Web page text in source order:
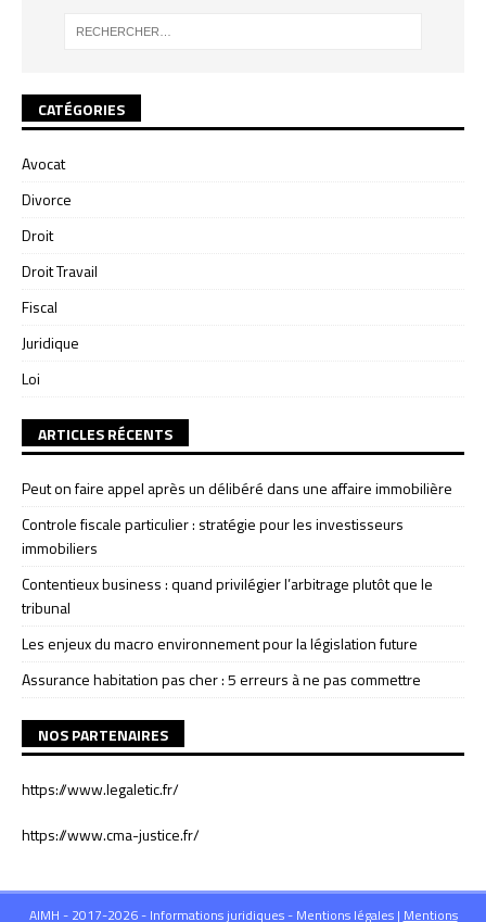
CATÉGORIES
Avocat
Divorce
Droit
Droit Travail
Fiscal
Juridique
Loi
ARTICLES RÉCENTS
Peut on faire appel après un délibéré dans une affaire immobilière
Controle fiscale particulier : stratégie pour les investisseurs
immobiliers
Contentieux business : quand privilégier l’arbitrage plutôt que le
tribunal
Les enjeux du macro environnement pour la législation future
Assurance habitation pas cher : 5 erreurs à ne pas commettre
NOS PARTENAIRES
https://www.legaletic.fr/
https://www.cma-justice.fr/
AIMH - 2017-2026 - Informations juridiques - Mentions légales | Mentions